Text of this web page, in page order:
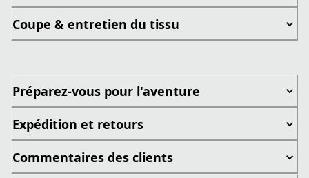
Coupe & entretien du tissu
Préparez-vous pour l'aventure
Expédition et retours
Commentaires des clients